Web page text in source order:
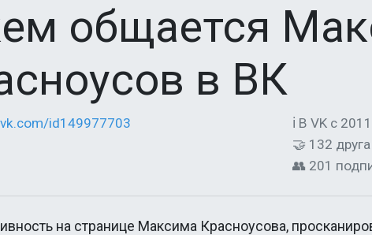
общается
в ВК
id149977703
ℹ В VK с
🤝 132 друга
👥 201
на странице Максима Красноусова,